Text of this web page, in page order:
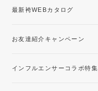
最新袴WEBカタログ
お友達紹介キャンペーン
インフルエンサーコラボ特集